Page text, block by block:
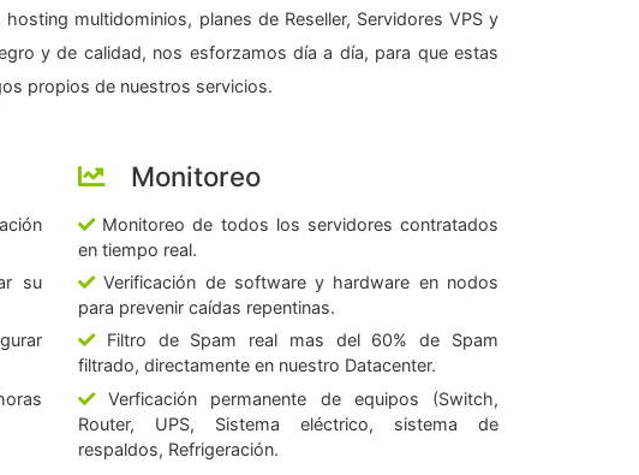
multidominios, planes de Reseller, Servidores VPS y
y de calidad, nos esforzamos día a día, para que estas
propios de nuestros servicios.
su
Monitoreo
Monitoreo de todos los servidores contratados
en tiempo real.
Verificación de software y hardware en nodos
para prevenir caídas repentinas.
Filtro de Spam real mas del 60% de Spam
filtrado, directamente en nuestro Datacenter.
Verficación permanente de equipos (Switch,
Router, UPS, Sistema eléctrico, sistema de
respaldos, Refrigeración.